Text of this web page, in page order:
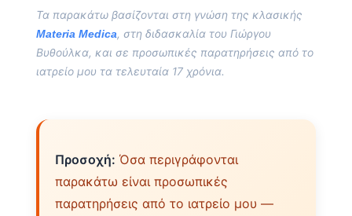
Τα παρακάτω βασίζονται στη γνώση της κλασικής
Materia Medica, στη διδασκαλία του Γιώργου
Βυθούλκα, και σε προσωπικές παρατηρήσεις από το
ιατρείο μου τα τελευταία 17 χρόνια.
Προσοχή: Όσα περιγράφονται
παρακάτω είναι προσωπικές
παρατηρήσεις από το ιατρείο μου —